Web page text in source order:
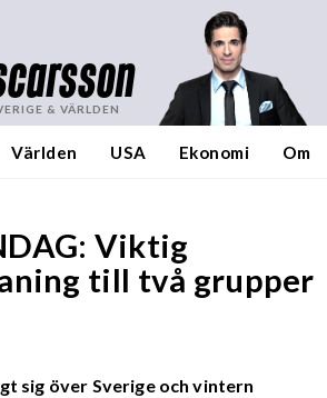
& VÄRLDEN
Världen USA Ekonomi Om
Viktig
till två grupper
sig över Sverige och vintern